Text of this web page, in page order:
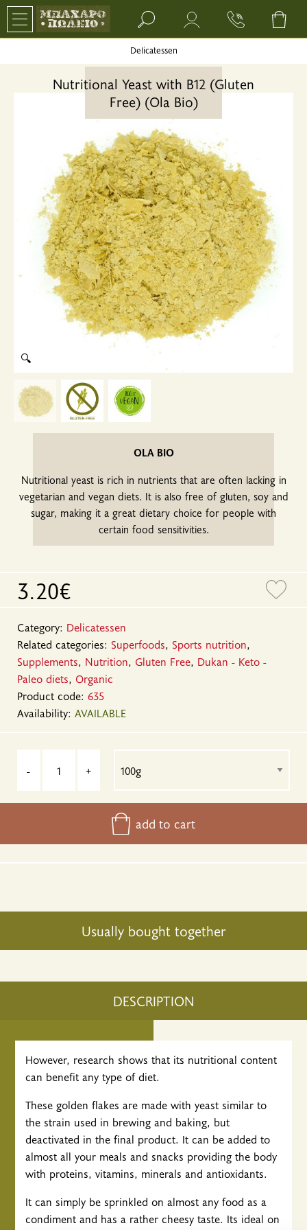
Search bar input field
Delicatessen
Nutritional Yeast with B12 (Gluten
Free) (Ola Bio)
🔍
OLA BIO
Nutritional yeast is rich in nutrients that are often lacking in
vegetarian and vegan diets. It is also free of gluten, soy and
sugar, making it a great dietary choice for people with
certain food sensitivities.
3.20€
Category: Delicatessen
Related categories: Superfoods, Sports nutrition,
Supplements, Nutrition, Gluten Free, Dukan - Keto -
Paleo diets, Organic
Product code: 635
Availability: AVAILABLE
- +
add to cart
Usually bought together
DESCRIPTION
However, research shows that its nutritional content
can benefit any type of diet.
These golden flakes are made with yeast similar to
the strain used in brewing and baking, but
deactivated in the final product. It can be added to
almost all your meals and snacks providing the body
with proteins, vitamins, minerals and antioxidants.
It can simply be sprinkled on almost any food as a
condiment and has a rather cheesy taste. Its ideal on